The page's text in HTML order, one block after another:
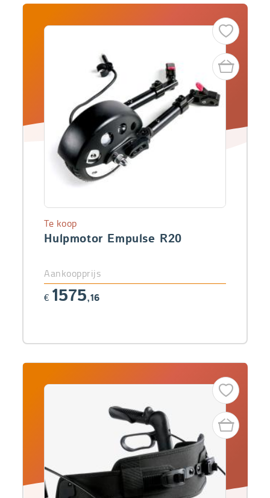
Hulpmotor Empulse R20
Te koop
Aankoopprijs
€ 1575,16